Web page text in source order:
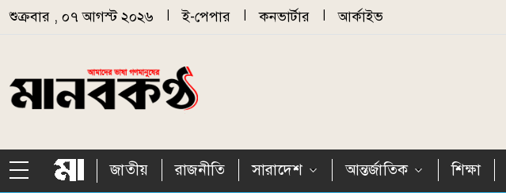
Skip to main content
শুক্রবার , ০৭ আগস্ট ২০২৬ ই-পেপার কনভার্টার আর্কাইভ
জাতীয় রাজনীতি সারাদেশ আন্তর্জাতিক শিক্ষা